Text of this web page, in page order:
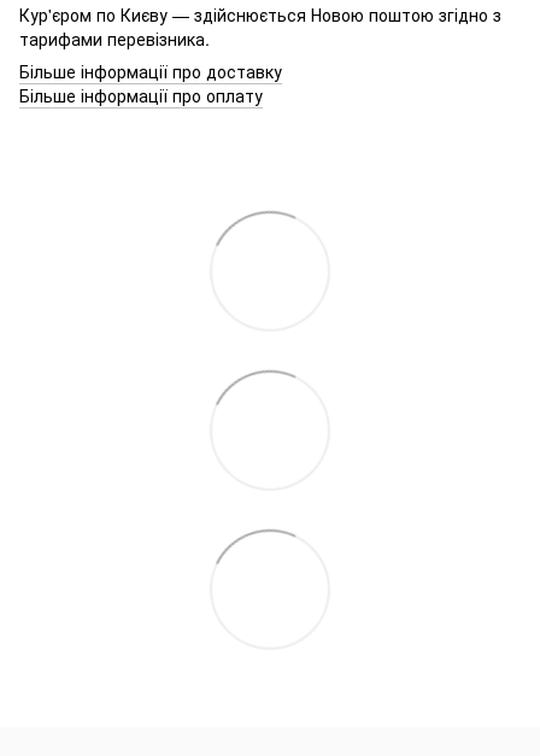
Кур'єром по Києву — здійснюється Новою поштою згідно з
тарифами перевізника.
Більше інформації про доставку
Більше інформації про оплату